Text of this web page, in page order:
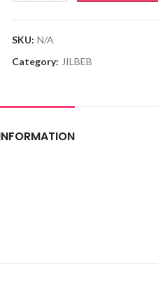
SKU: N/A
Category: JILBEB